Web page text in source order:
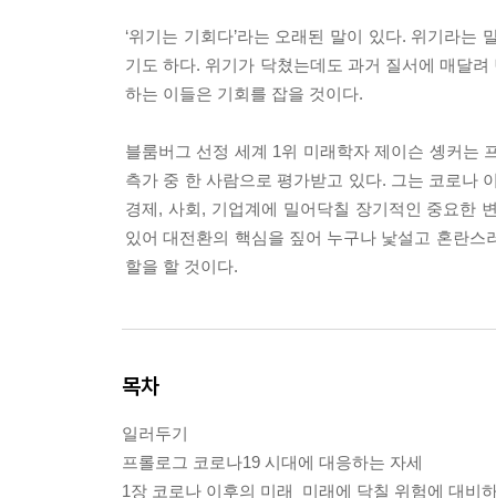
‘위기는 기회다’라는 오래된 말이 있다. 위기라
기도 하다. 위기가 닥쳤는데도 과거 질서에 매달
하는 이들은 기회를 잡을 것이다.
블룸버그 선정 세계 1위 미래학자 제이슨 솅커는
측가 중 한 사람으로 평가받고 있다. 그는 코로나
경제, 사회, 기업계에 밀어닥칠 장기적인 중요한
있어 대전환의 핵심을 짚어 누구나 낯설고 혼란
할을 할 것이다.
목차
일러두기
프롤로그 코로나19 시대에 대응하는 자세
1장 코로나 이후의 미래_미래에 닥칠 위험에 대비